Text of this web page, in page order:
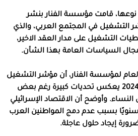
نوعها، قامت مؤسسة الفنار بنشر
2024” – مؤشر التشغيل في المجتمع العربي، والذي
التشغيل على مدار العقد الاخير،
السياسات العامة بهذا الشأن.
لمؤسسة الفنار، أن مؤشر التشغيل
في المجتمع العربي لعام 2024 يعكس تحديات كبيرة رغم بعض
وأوضح أن الاقتصاد الإسرائيلي
شيكل سنويًا بسبب عدم دمج المواطنين العرب
إيجاد حلول عاجلة.